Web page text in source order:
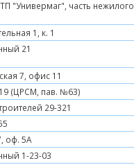
"Универмаг", часть нежилого
1, к. 1
21
7, офис 11
19 (ЦРСМ, пав. №63)
29-321
оф. 5А
1-23-03